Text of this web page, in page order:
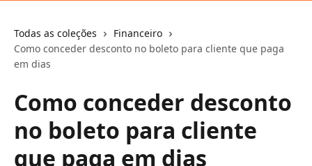
Todas as coleções
Financeiro
Como conceder desconto no boleto para cliente que paga
em dias
Como conceder desconto
no boleto para cliente
que paga em dias